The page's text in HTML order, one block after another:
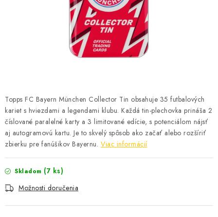
STAR WARS
ŠPECIÁLNE
Podmienky ochrany osobných údajov
Odstúpenie od zmluvy formou elektronického formulára
Topps FC Bayern München Collector Tin obsahuje 35 futbalových
kariet s hviezdami a legendami klubu. Každá tin-plechovka prináša 2
číslované paralelné karty a 3 limitované edície, s potenciálom nájsť
aj autogramovú kartu. Je to skvelý spôsob ako začať alebo rozšíriť
zbierku pre fanúšikov Bayernu. Viac informácií
Skladom (7 ks)
Možnosti doručenia